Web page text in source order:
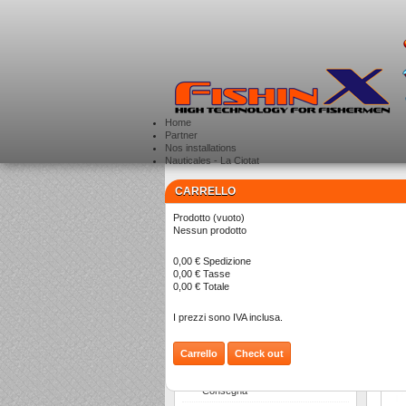
Home
Partner
Nos installations
Nauticales - La Ciotat
CARRELLO
Prodotto (vuoto)
Nessun prodotto
0,00 € Spedizione
0,00 € Tasse
0,00 € Totale
I prezzi sono IVA inclusa.
Carrello Check out
CATEGORIE
INFORMAZIONI
Consegna
>